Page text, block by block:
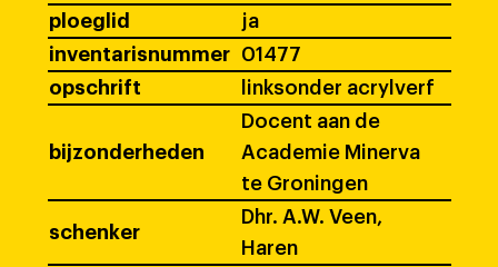
ploeglid
ja
inventarisnummer
01477
opschrift
linksonder acrylverf
bijzonderheden
Docent aan de
Academie Minerva
te Groningen
schenker
Dhr. A.W. Veen,
Haren